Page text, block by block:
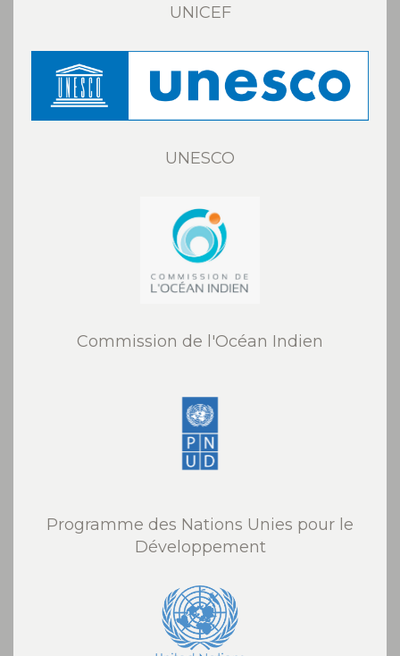
UNICEF
UNESCO
Commission de l'Océan Indien
Programme des Nations Unies pour le
Développement